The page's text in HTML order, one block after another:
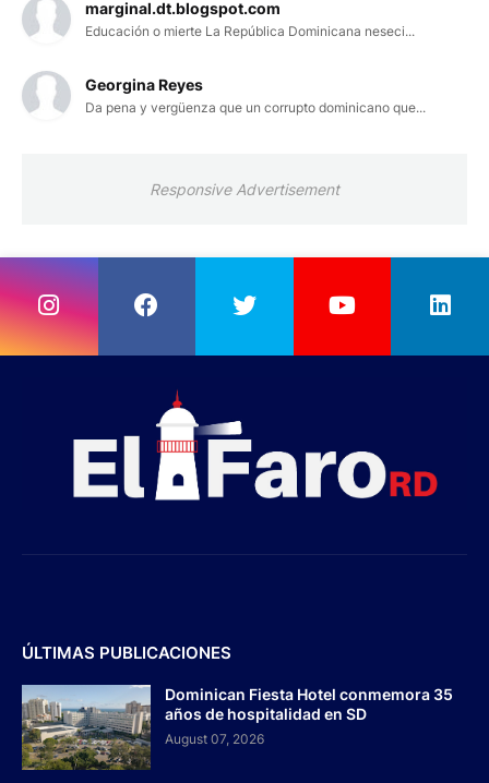
marginal.dt.blogspot.com
Educación o mierte La República Dominicana neseci...
Georgina Reyes
Da pena y vergüenza que un corrupto dominicano que...
Responsive Advertisement
ÚLTIMAS PUBLICACIONES
Dominican Fiesta Hotel conmemora 35
años de hospitalidad en SD
August 07, 2026